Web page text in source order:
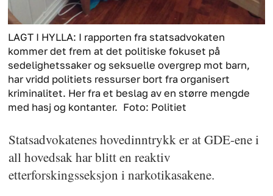
LAGT I HYLLA: I rapporten fra statsadvokaten
kommer det frem at det politiske fokuset på
sedelighetssaker og seksuelle overgrep mot barn,
har vridd politiets ressurser bort fra organisert
kriminalitet. Her fra et beslag av en større mengde
med hasj og kontanter. Foto: Politiet
Statsadvokatenes hovedinntrykk er at GDE-ene i
all hovedsak har blitt en reaktiv
etterforskingsseksjon i narkotikasakene.